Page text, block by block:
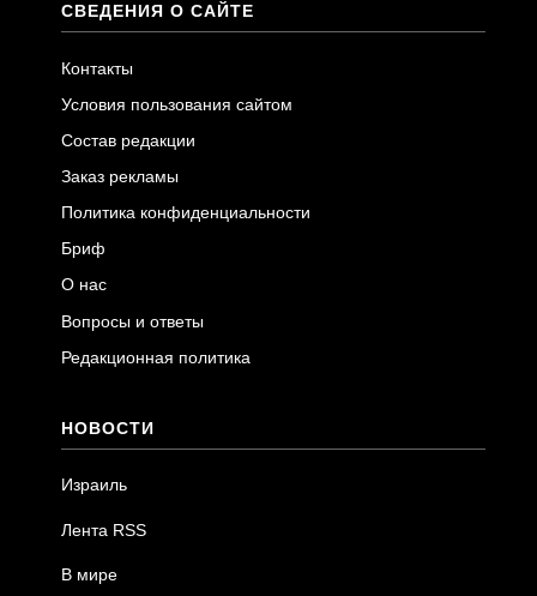
СВЕДЕНИЯ О САЙТЕ
Контакты
Условия пользования сайтом
Состав редакции
Заказ рекламы
Политика конфиденциальности
Бриф
О нас
Вопросы и ответы
Редакционная политика
НОВОСТИ
Израиль
Лента RSS
В мире